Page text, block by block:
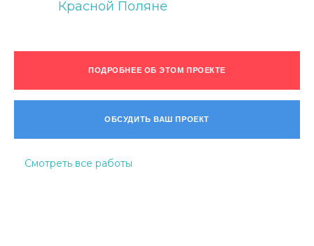
Красной Поляне
ПОДРОБНЕЕ ОБ ЭТОМ ПРОЕКТЕ
ОБСУДИТЬ ВАШ ПРОЕКТ
Смотреть все работы